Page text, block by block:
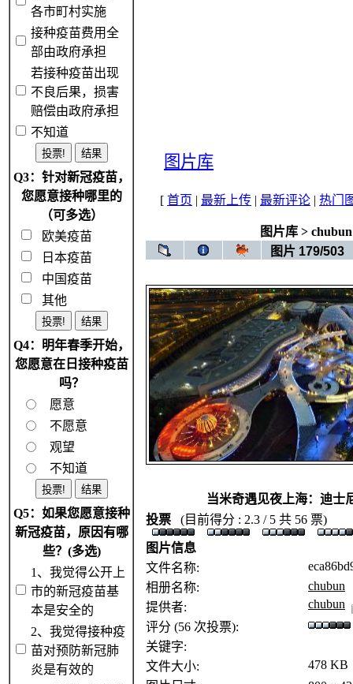
各市町村实施
接种疫苗费用全
部由政府承担
若接种疫苗出现
不良后果，损害
赔偿由政府承担
不知道
Q3：针对新冠疫苗，
您愿意接种哪里的
（可多选）
欧美疫苗
日本疫苗
中国疫苗
其他
Q4：明年春季开始，
您愿意在日接种疫苗
吗？
愿意
不愿意
观望
不知道
Q5：如果您愿意接种
新冠疫苗，原因有哪
些？(多选)
1、我觉得公开上
市的新冠疫苗基
本是安全的
2、我觉得接种疫
苗对预防新冠肺
炎是有效的
图片库
[ 首页 | 最新上传 | 最新评论 | 热门
图片库> chubun
图片 179/503
当米奇遇见夜上海：迪士
投票
(目前得分 : 2.3 / 5 共 56 票)
图片信息
文件名称:
相册名称:
chubun
提供者:
chubun
评分 (56 次投票):
关键字:
文件大小:
478 KB